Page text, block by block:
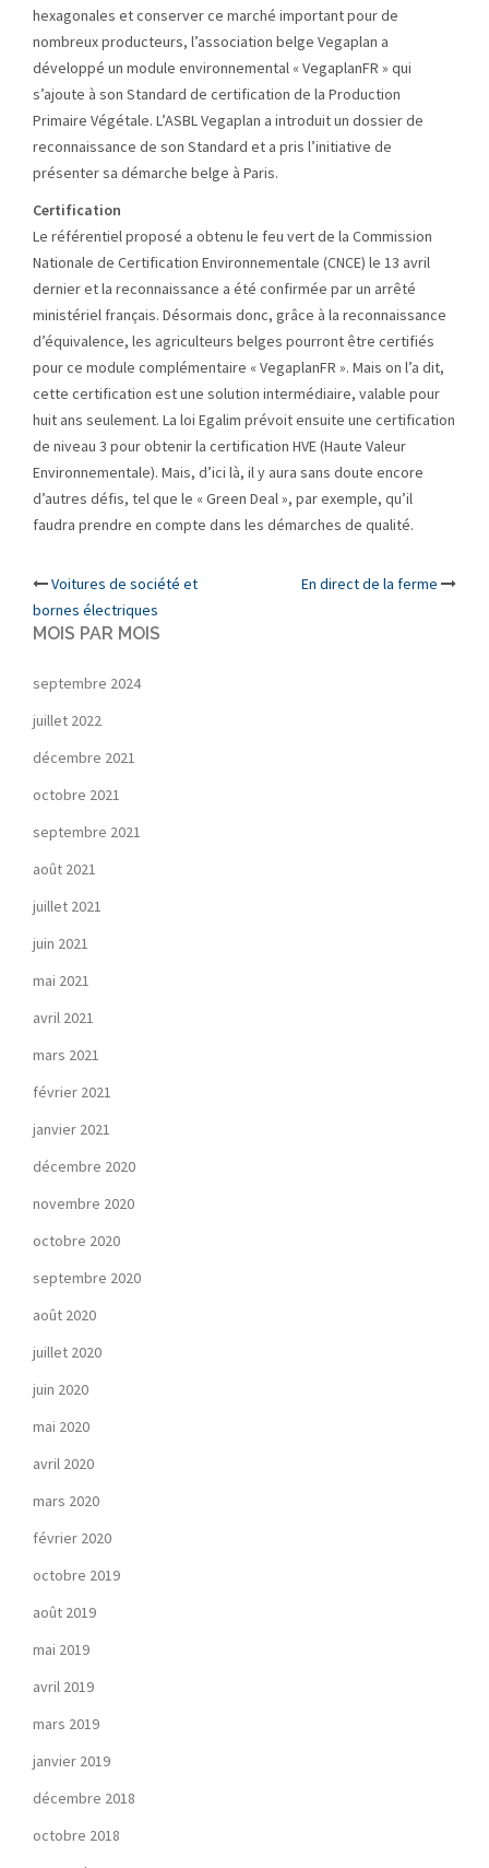
hexagonales et conserver ce marché important pour de
nombreux producteurs, l’association belge Vegaplan a
développé un module environnemental « VegaplanFR » qui
s’ajoute à son Standard de certification de la Production
Primaire Végétale. L’ASBL Vegaplan a introduit un dossier de
reconnaissance de son Standard et a pris l’initiative de
présenter sa démarche belge à Paris.
Certification
Le référentiel proposé a obtenu le feu vert de la Commission
Nationale de Certification Environnementale (CNCE) le 13 avril
dernier et la reconnaissance a été confirmée par un arrêté
ministériel français. Désormais donc, grâce à la reconnaissance
d’équivalence, les agriculteurs belges pourront être certifiés
pour ce module complémentaire « VegaplanFR ». Mais on l’a dit,
cette certification est une solution intermédiaire, valable pour
huit ans seulement. La loi Egalim prévoit ensuite une certification
de niveau 3 pour obtenir la certification HVE (Haute Valeur
Environnementale). Mais, d’ici là, il y aura sans doute encore
d’autres défis, tel que le « Green Deal », par exemple, qu’il
faudra prendre en compte dans les démarches de qualité.
Post
navigation
Voitures de société et
bornes électriques
En direct de la ferme
MOIS PAR MOIS
septembre 2024
juillet 2022
décembre 2021
octobre 2021
septembre 2021
août 2021
juillet 2021
juin 2021
mai 2021
avril 2021
mars 2021
février 2021
janvier 2021
décembre 2020
novembre 2020
octobre 2020
septembre 2020
août 2020
juillet 2020
juin 2020
mai 2020
avril 2020
mars 2020
février 2020
octobre 2019
août 2019
mai 2019
avril 2019
mars 2019
janvier 2019
décembre 2018
octobre 2018